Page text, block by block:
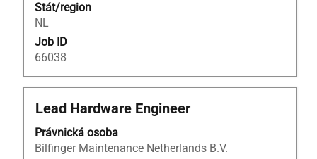
Stát/region
NL
Job ID
66038
Titul
Lead Hardware Engineer
Právnická osoba
Bilfinger Maintenance Netherlands B.V.
Vyberte
zobrazení
veškerých